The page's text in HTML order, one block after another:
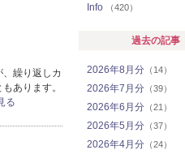
繰り返しカ
あります。
る
Info （420）
過去の記事
2026年8月分 （14）
2026年7月分 （39）
2026年6月分 （21）
2026年5月分 （37）
2026年4月分 （24）